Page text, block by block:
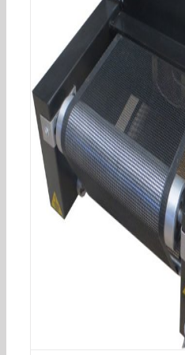
小型桌面uv隧道炉烘干
用传送台式